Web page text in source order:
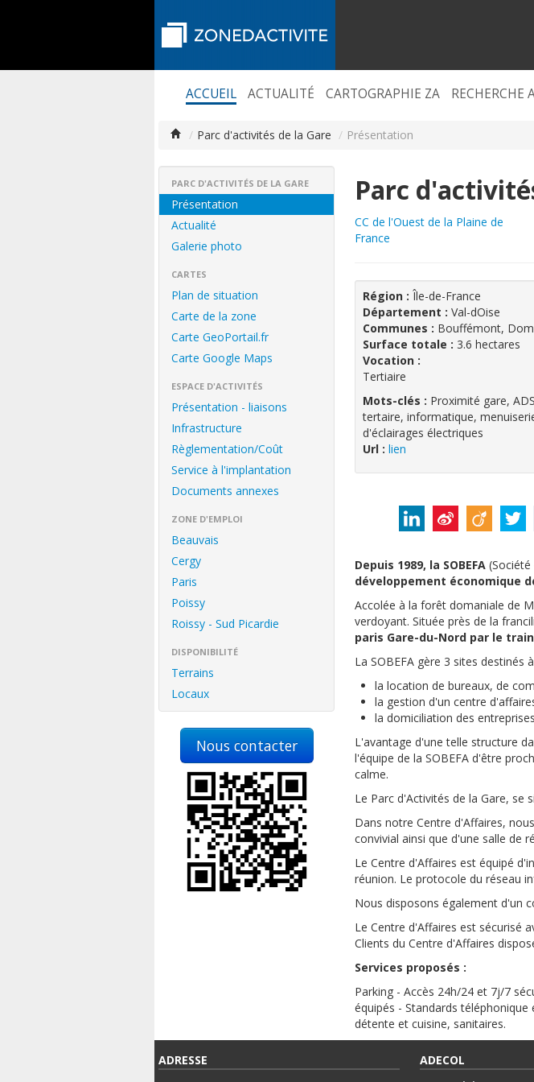
ACCUEIL ACTUALITÉ CARTOGRAPHIE ZA RECHERCHE
/ Parc d'activités de la Gare / Présentation
PARC D'ACTIVITÉS DE LA GARE
Présentation
Actualité
Galerie photo
CARTES
Plan de situation
Carte de la zone
Carte GeoPortail.fr
Carte Google Maps
ESPACE D'ACTIVITÉS
Présentation - liaisons
Infrastructure
Règlementation/Coût
Service à l'implantation
Documents annexes
ZONE D'EMPLOI
Beauvais
Cergy
Paris
Poissy
Roissy - Sud Picardie
DISPONIBILITÉ
Terrains
Locaux
Nous contacter
Parc
CC de l'Ouest de la Plaine de
France
Région : Île-de-France
Département : Val-dOise
Communes : Bouffémont,
Surface totale : 3.6 hectares
Vocation :
Tertiaire
Mots-clés : Proximité gare,
tertaire, informatique,
d'éclairages électriques
Url : lien
Depuis 1989, la SOBEFA
développement économique
Accolée à la forêt domaniale de
verdoyant. Située près de la
paris Gare-du-Nord par le train
La SOBEFA gère 3 sites
la location de bureaux, de
la gestion d'un centre
la domiciliation des
L'avantage d'une telle structure
l'équipe de la SOBEFA d'être
calme.
Le Parc d'Activités de la Gare, se
Dans notre Centre d'Affaires,
convivial ainsi que d'une salle de
Le Centre d'Affaires est équipé
réunion. Le protocole du réseau
Nous disposons également d'un
Le Centre d'Affaires est sécurisé
Clients du Centre d'Affaires
Services proposés :
Parking - Accès 24h/24 et 7j/7
équipés - Standards
détente et cuisine, sanitaires.
ADRESSE ADECOL